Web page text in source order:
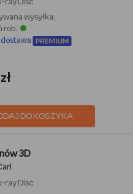
ray Disc
wysyłka:
rob.
DO KOSZYKA
3D
ray Disc